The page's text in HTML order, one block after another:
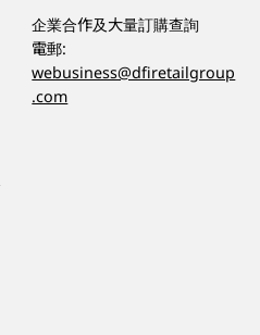
企業合作及大量訂購查詢
電郵:
webusiness@dfiretailgroup
.com